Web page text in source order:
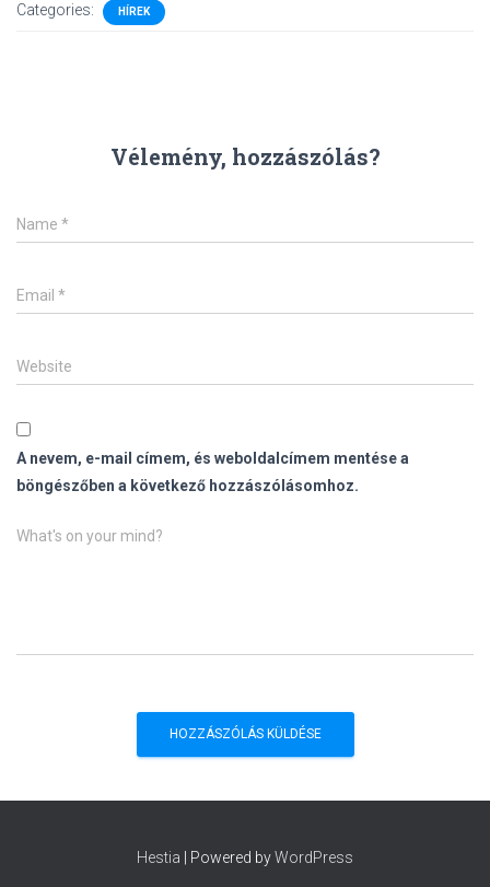
Categories: HÍREK
Vélemény, hozzászólás?
Name *
Email *
Website
A nevem, e-mail címem, és weboldalcímem mentése a
böngészőben a következő hozzászólásomhoz.
What's on your mind?
Hestia | Powered byWordPress